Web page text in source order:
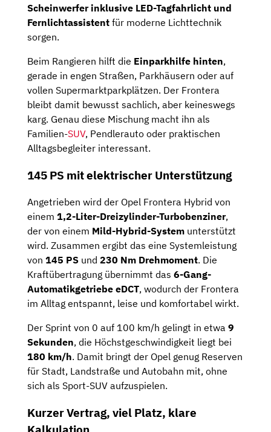
Scheinwerfer inklusive LED-Tagfahrlicht und
Fernlichtassistent für moderne Lichttechnik
sorgen.
Beim Rangieren hilft die Einparkhilfe hinten,
gerade in engen Straßen, Parkhäusern oder auf
vollen Supermarktparkplätzen. Der Frontera
bleibt damit bewusst sachlich, aber keineswegs
karg. Genau diese Mischung macht ihn als
Familien-SUV, Pendlerauto oder praktischen
Alltagsbegleiter interessant.
145 PS mit elektrischer Unterstützung
Angetrieben wird der Opel Frontera Hybrid von
einem 1,2-Liter-Dreizylinder-Turbobenziner,
der von einem Mild-Hybrid-System unterstützt
wird. Zusammen ergibt das eine Systemleistung
von 145 PS und 230 Nm Drehmoment. Die
Kraftübertragung übernimmt das 6-Gang-
Automatikgetriebe eDCT, wodurch der Frontera
im Alltag entspannt, leise und komfortabel wirkt.
Der Sprint von 0 auf 100 km/h gelingt in etwa 9
Sekunden, die Höchstgeschwindigkeit liegt bei
180 km/h. Damit bringt der Opel genug Reserven
für Stadt, Landstraße und Autobahn mit, ohne
sich als Sport-SUV aufzuspielen.
Kurzer Vertrag, viel Platz, klare